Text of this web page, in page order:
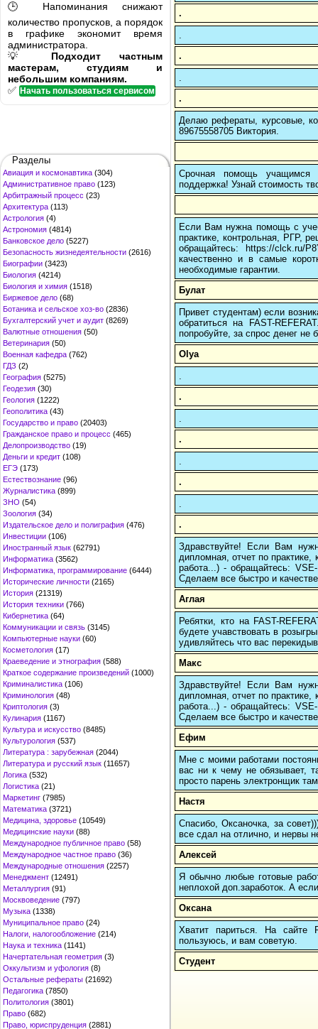
🕒 Напоминания снижают
количество пропусков, а порядок
в графике экономит время
администратора.
💡 Подходит частным
мастерам, студиям и
небольшим компаниям.
✅ Начать пользоваться сервисом
Разделы
Авиация и космонавтика (304)
Административное право (123)
Арбитражный процесс (23)
Архитектура (113)
Астрология (4)
Астрономия (4814)
Банковское дело (5227)
Безопасность жизнедеятельности (2616)
Биографии (3423)
Биология (4214)
Биология и химия (1518)
Биржевое дело (68)
Ботаника и сельское хоз-во (2836)
Бухгалтерский учет и аудит (8269)
Валютные отношения (50)
Ветеринария (50)
Военная кафедра (762)
ГДЗ (2)
География (5275)
Геодезия (30)
Геология (1222)
Геополитика (43)
Государство и право (20403)
Гражданское право и процесс (465)
Делопроизводство (19)
Деньги и кредит (108)
ЕГЭ (173)
Естествознание (96)
Журналистика (899)
ЗНО (54)
Зоология (34)
Издательское дело и полиграфия (476)
Инвестиции (106)
Иностранный язык (62791)
Информатика (3562)
Информатика, программирование (6444)
Исторические личности (2165)
История (21319)
История техники (766)
Кибернетика (64)
Коммуникации и связь (3145)
Компьютерные науки (60)
Косметология (17)
Краеведение и этнография (588)
Краткое содержание произведений (1000)
Криминалистика (106)
Криминология (48)
Криптология (3)
Кулинария (1167)
Культура и искусство (8485)
Культурология (537)
Литература : зарубежная (2044)
Литература и русский язык (11657)
Логика (532)
Логистика (21)
Маркетинг (7985)
Математика (3721)
Медицина, здоровье (10549)
Медицинские науки (88)
Международное публичное право (58)
Международное частное право (36)
Международные отношения (2257)
Менеджмент (12491)
Металлургия (91)
Москвоведение (797)
Музыка (1338)
Муниципальное право (24)
Налоги, налогообложение (214)
Наука и техника (1141)
Начертательная геометрия (3)
Оккультизм и уфология (8)
Остальные рефераты (21692)
Педагогика (7850)
Политология (3801)
Право (682)
Право, юриспруденция (2881)
.
.
.
Делаю рефераты, курсовые,
89675558705 Виктория.
Срочная помощь учащимся в
поддержка! Узнай стоимость
Если Вам нужна помощь с
практике, контрольная, РГР,
обращайтесь: https://clck.ru/
качественно и в самые
необходимые гарантии.
Булат
Привет студентам) если
обратиться на FAST-
попробуйте, за спрос денег не
Olya
.
.
.
.
Здравствуйте! Если Вам
дипломная, отчет по
работа...) - обращайтесь:
Сделаем все быстро и
Аглая
Ребятки, кто на FAST-
будете учавствовать в
удивляйтесь что вас
Макс
Здравствуйте! Если Вам
дипломная, отчет по
работа...) - обращайтесь:
Сделаем все быстро и
Ефим
Мне с моими работами
вас ни к чему не обязывает,
просто парень электронщик
Настя
Спасибо, Оксаночка, за
все сдал на отлично, и нервы
Алексей
Я обычно любые готовые
неплохой доп.заработок. А
Оксана
Хватит париться. На
пользуюсь, и вам советую.
Студент